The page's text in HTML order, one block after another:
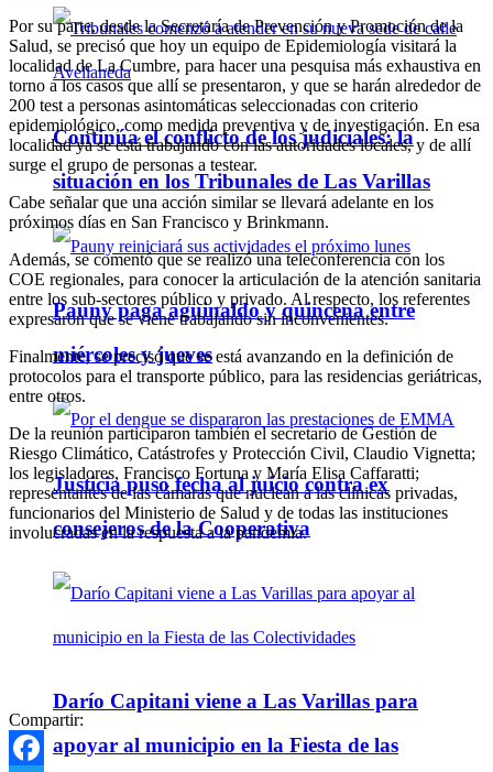
Continúa el conflicto de los judiciales: la
situación en los Tribunales de Las Varillas
Pauny paga aguinaldo y quincena entre
miércoles y jueves
Justicia puso fecha al juicio contra ex
consejeros de la Cooperativa
Darío Capitani viene a Las Varillas para
apoyar al municipio en la Fiesta de las
Por su parte, desde la Secretaría de Prevención y Promoción de la
Salud, se precisó que hoy un equipo de Epidemiología visitará la
localidad de La Cumbre, para hacer una pesquisa más exhaustiva en
torno a los casos que allí se presentaron, y que se harán alrededor de
200 test a personas asintomáticas seleccionadas con criterio
epidemiológico, como medida preventiva y de investigación. En esa
localidad ya se está trabajando con las autoridades locales, y de allí
surge el grupo de personas a testear.
Cabe señalar que una acción similar se llevará adelante en los
próximos días en San Francisco y Brinkmann.
Además, se comentó que se realizó una teleconferencia con los
COE regionales, para conocer la articulación de la atención sanitaria
entre los sub-sectores público y privado. Al respecto, los referentes
expresaron que se viene trabajando sin inconvenientes.
Finalmente, se precisó que se está avanzando en la definición de
protocolos para el transporte público, para las residencias geriátricas,
entre otros.
De la reunión participaron también el secretario de Gestión de
Riesgo Climático, Catástrofes y Protección Civil, Claudio Vignetta;
los legisladores, Francisco Fortuna y María Elisa Caffaratti;
representantes de las cámaras que nuclean a las clínicas privadas,
funcionarios del Ministerio de Salud y de todas las instituciones
involucradas en la respuesta a la pandemia.
Compartir: